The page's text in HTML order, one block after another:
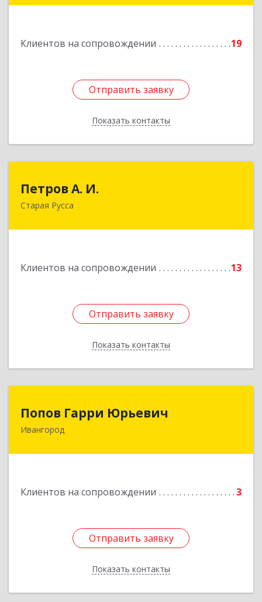
Клиентов на сопровождении 19
Отправить заявку
Показать контакты
Отправить заявку
Назад
Петров А. И.
Старая Русса
Клиентов на сопровождении 13
Отправить заявку
Показать контакты
Отправить заявку
Назад
Попов Гарри Юрьевич
Ивангород
Клиентов на сопровождении 3
Отправить заявку
Показать контакты
Отправить заявку
Назад